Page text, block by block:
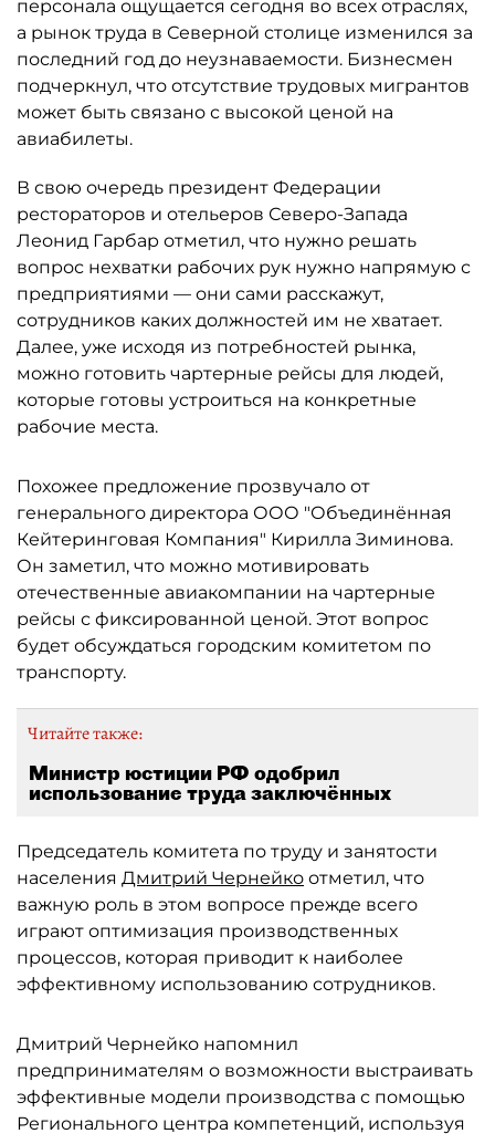
персонала ощущается сегодня во всех отраслях,
а рынок труда в Северной столице изменился за
последний год до неузнаваемости. Бизнесмен
подчеркнул, что отсутствие трудовых мигрантов
может быть связано с высокой ценой на
авиабилеты.
В свою очередь президент Федерации
рестораторов и отельеров Северо-Запада
Леонид Гарбар отметил, что нужно решать
вопрос нехватки рабочих рук нужно напрямую с
предприятиями — они сами расскажут,
сотрудников каких должностей им не хватает.
Далее, уже исходя из потребностей рынка,
можно готовить чартерные рейсы для людей,
которые готовы устроиться на конкретные
рабочие места.
Похожее предложение прозвучало от
генерального директора ООО "Объединённая
Кейтеринговая Компания" Кирилла Зиминова.
Он заметил, что можно мотивировать
отечественные авиакомпании на чартерные
рейсы с фиксированной ценой. Этот вопрос
будет обсуждаться городским комитетом по
транспорту.
Читайте также:
Министр юстиции РФ одобрил
использование труда заключённых
Председатель комитета по труду и занятости
населения Дмитрий Чернейко отметил, что
важную роль в этом вопросе прежде всего
играют оптимизация производственных
процессов, которая приводит к наиболее
эффективному использованию сотрудников.
Дмитрий Чернейко напомнил
предпринимателям о возможности выстраивать
эффективные модели производства с помощью
Регионального центра компетенций, используя